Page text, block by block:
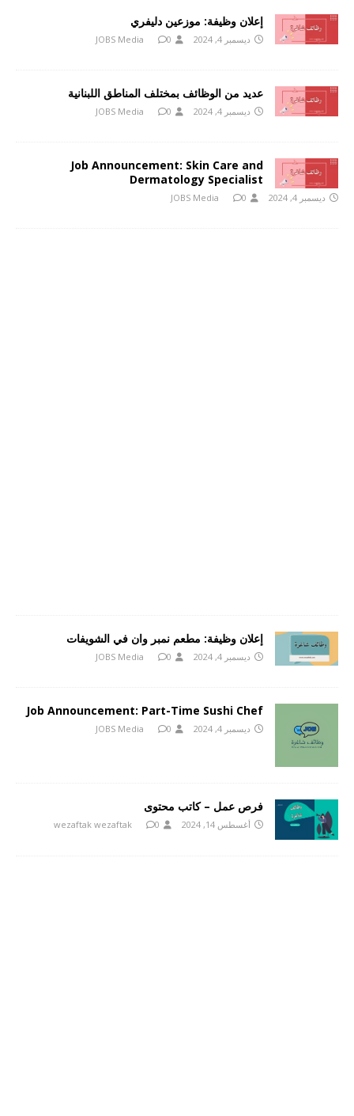
إعلان وظيفة: موزعين دليفري
ديسمبر 4, 2024 JOBS Media 0
عديد من الوظائف بمختلف المناطق اللبنانية
ديسمبر 4, 2024 JOBS Media 0
Job Announcement: Skin Care and
Dermatology Specialist
ديسمبر 4, 2024 JOBS Media 0
إعلان وظيفة: مطعم نمبر وان في الشويفات
ديسمبر 4, 2024 JOBS Media 0
Job Announcement: Part-Time Sushi Chef
ديسمبر 4, 2024 JOBS Media 0
فرص عمل – كاتب محتوى
أغسطس 14, 2024 wezaftak wezaftak 0